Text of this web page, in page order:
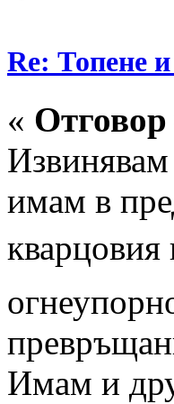
Re: Топене
«
имам в
кварцовия
Имам и